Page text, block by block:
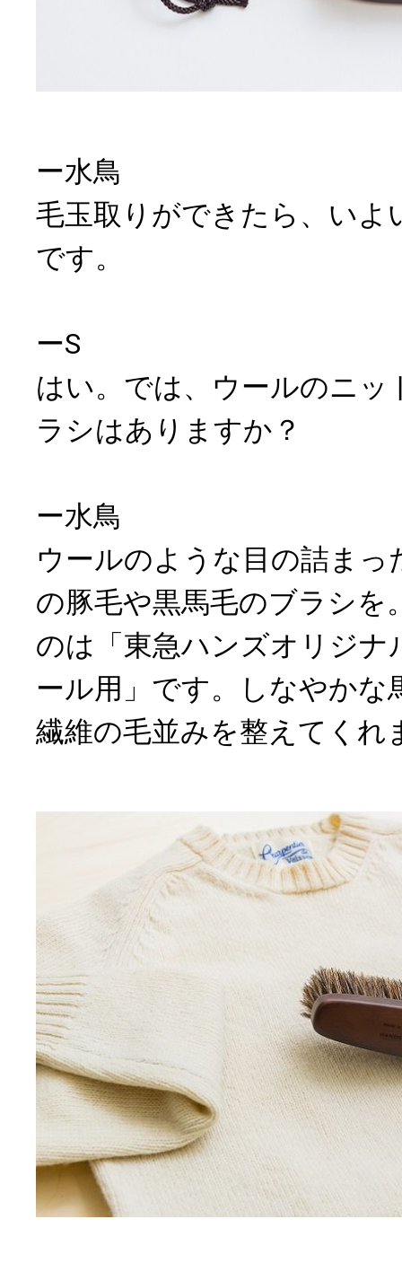
ー水鳥
毛玉取りができたら、いよ
です。
ーS
はい。では、ウールのニ
ラシはありますか？
ー水鳥
ウールのような目の詰まっ
の豚毛や黒馬毛のブラシを
のは「東急ハンズオリジ
ール用」です。しなやかな
繊維の毛並みを整えてくれ